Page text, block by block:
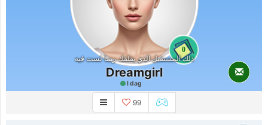
0
ذلك المستقبل الذي يقلقك ربما لست فيه
Dreamgirl
I dag
99